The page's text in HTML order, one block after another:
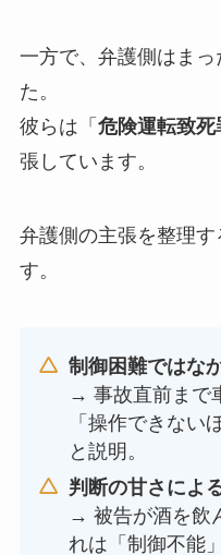
一方で、弁護側はま
た。
彼らは「 危険運転致
張しています。
弁護側の主張を整理
す。
制御困難ではな
→ 事故直前まで
「操作できない
と説明。
判断の甘さによ
→ 被告が酒を飲
れは「制御不能